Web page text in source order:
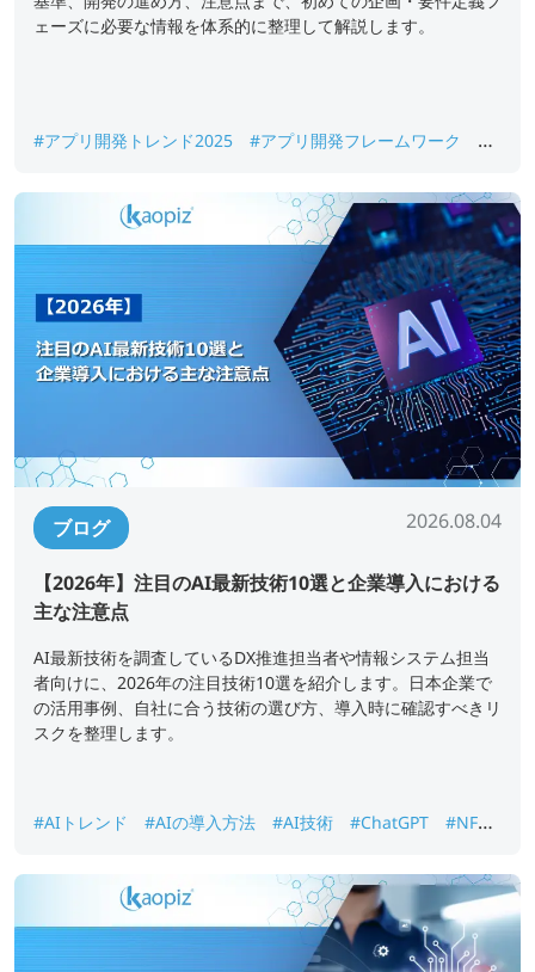
ェーズに必要な情報を体系的に整理して解説します。
#アプリ開発トレンド2025 #アプリ開発フレームワーク
#
アプリ開発ツール
#モバイルアプリ開発フレームワーク
ブログ 2026.08.04
【2026年】注目のAI最新技術10選と企業導入における
主な注意点
AI最新技術を調査しているDX推進担当者や情報システム担当
者向けに、2026年の注目技術10選を紹介します。日本企業で
の活用事例、自社に合う技術の選び方、導入時に確認すべきリ
スクを整理します。
#AIトレンド #AIの導入方法 #AI技術 #ChatGPT
#NFT